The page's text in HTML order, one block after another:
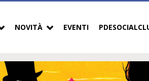
NOVITÀ EVENTI